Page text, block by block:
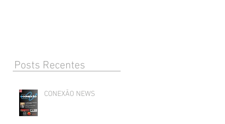
Posts Recentes
CONEXÃO NEWS